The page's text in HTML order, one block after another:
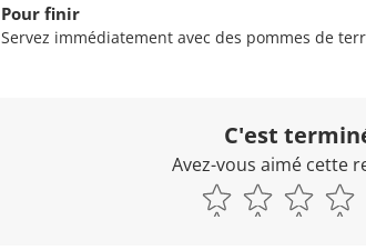
Pour finir
Servez immédiatement avec des pommes de
C'est
Avez-vous aimé cette